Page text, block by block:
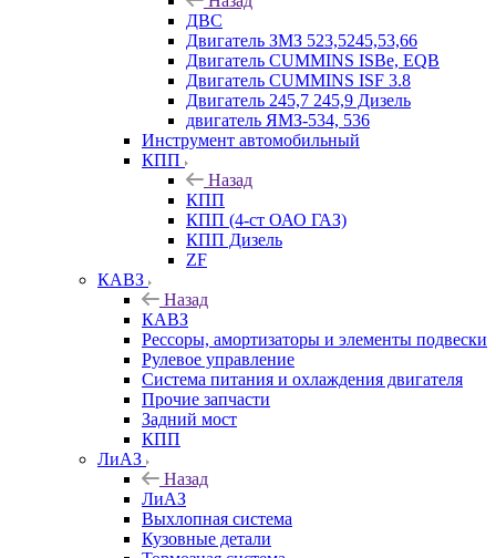
ДВС
Двигатель ЗМЗ 523,5245,53,66
Двигатель CUMMINS ISBe, EQB
Двигатель CUMMINS ISF 3.8
Двигатель 245,7 245,9 Дизель
двигатель ЯМЗ-534, 536
Инструмент автомобильный
КПП
Назад
КПП
КПП (4-ст ОАО ГАЗ)
КПП Дизель
ZF
КАВЗ
Назад
КАВЗ
Рессоры, амортизаторы и элементы подвески
Рулевое управление
Система питания и охлаждения двигателя
Прочие запчасти
Задний мост
КПП
ЛиАЗ
Назад
ЛиАЗ
Выхлопная система
Кузовные детали